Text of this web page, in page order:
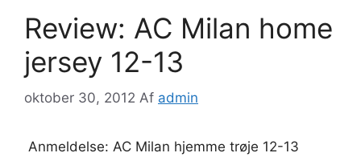
Review: AC Milan home
jersey 12-13
oktober 30, 2012 Af admin
Anmeldelse: AC Milan hjemme trøje 12-13